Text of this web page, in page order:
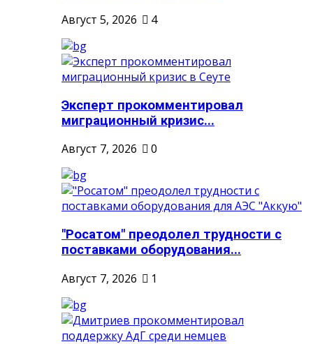
Август 5, 2026
4
Эксперт прокомментировал
миграционный кризис...
Август 7, 2026
0
"Росатом" преодолел трудности с
поставками оборудования...
Август 7, 2026
1